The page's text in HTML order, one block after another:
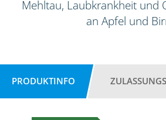
Mehltau, Laubkrankheit und
an Apfel und
PRODUKTINFO